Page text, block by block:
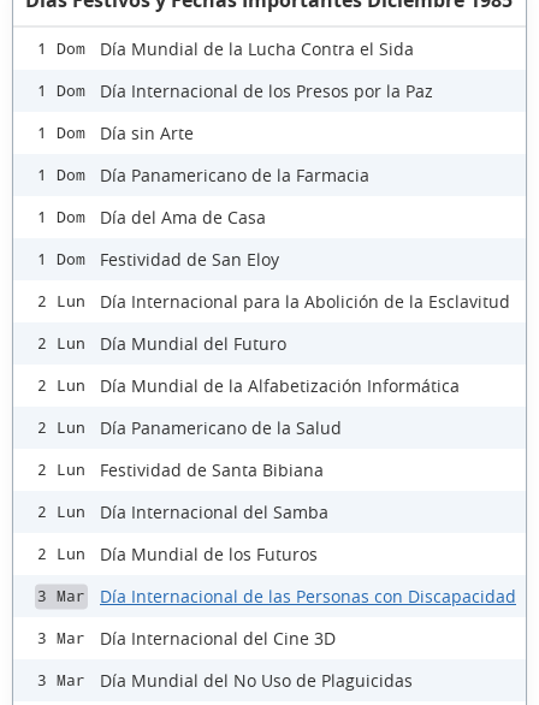
1 Dom Día Mundial de la Lucha Contra el Sida
1 Dom Día Internacional de los Presos por la Paz
1 Dom Día sin Arte
1 Dom Día Panamericano de la Farmacia
1 Dom Día del Ama de Casa
1 Dom Festividad de San Eloy
2 Lun Día Internacional para la Abolición de la Esclavitud
2 Lun Día Mundial del Futuro
2 Lun Día Mundial de la Alfabetización Informática
2 Lun Día Panamericano de la Salud
2 Lun Festividad de Santa Bibiana
2 Lun Día Internacional del Samba
2 Lun Día Mundial de los Futuros
3 Mar Día Internacional de las Personas con Discapacidad
3 Mar Día Internacional del Cine 3D
3 Mar Día Mundial del No Uso de Plaguicidas